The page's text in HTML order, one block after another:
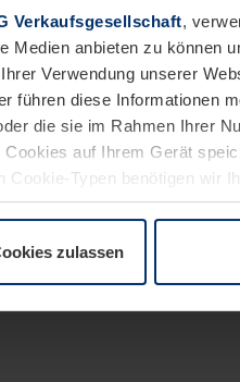
Verkaufsgesellschaft,
Medien anbieten zu können
Verwendung unserer
führen diese Informationen
die sie im Rahmen Ihrer
auf Ihrem Gerät
Cookie-Typen benötigen wir
Datenschutzerklärung
zulassen